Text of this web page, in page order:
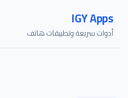
IGY Apps
أدوات سريعة وتطبيقات هاتف